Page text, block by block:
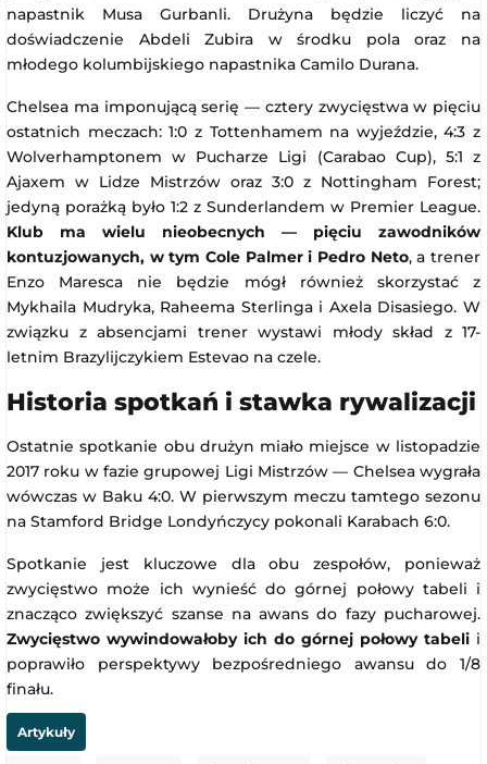
napastnik Musa Gurbanli. Drużyna będzie liczyć na
doświadczenie Abdeli Zubira w środku pola oraz na
młodego kolumbijskiego napastnika Camilo Durana.
Chelsea ma imponującą serię — cztery zwycięstwa w pięciu
ostatnich meczach: 1:0 z Tottenhamem na wyjeździe, 4:3 z
Wolverhamptonem w Pucharze Ligi (Carabao Cup), 5:1 z
Ajaxem w Lidze Mistrzów oraz 3:0 z Nottingham Forest;
jedyną porażką było 1:2 z Sunderlandem w Premier League.
Klub ma wielu nieobecnych — pięciu zawodników
kontuzjowanych, w tym Cole Palmer i Pedro Neto, a trener
Enzo Maresca nie będzie mógł również skorzystać z
Mykhaila Mudryka, Raheema Sterlinga i Axela Disasiego. W
związku z absencjami trener wystawi młody skład z 17-
letnim Brazylijczykiem Estevao na czele.
Historia spotkań i stawka rywalizacji
Ostatnie spotkanie obu drużyn miało miejsce w listopadzie
2017 roku w fazie grupowej Ligi Mistrzów — Chelsea wygrała
wówczas w Baku 4:0. W pierwszym meczu tamtego sezonu
na Stamford Bridge Londyńczycy pokonali Karabach 6:0.
Spotkanie jest kluczowe dla obu zespołów, ponieważ
zwycięstwo może ich wynieść do górnej połowy tabeli i
znacząco zwiększyć szanse na awans do fazy pucharowej.
Zwycięstwo wywindowałoby ich do górnej połowy tabeli i
poprawiło perspektywy bezpośredniego awansu do 1/8
finału.
Artykuły